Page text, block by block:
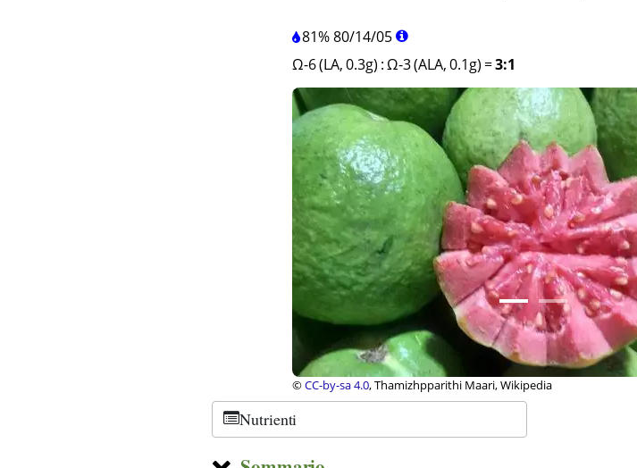
81%80/14/05
Ω-6 (LA, 0.3g) :Ω-3 (ALA, 0.1g) =3:1
©CC-by-sa 3.0, Rajesh Dangi, Wikipedia
Nutrienti